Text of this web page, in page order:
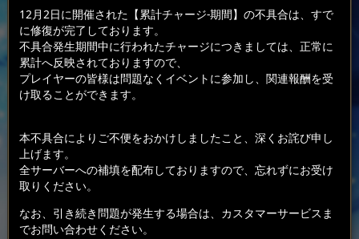
12月2日に開催された【累計チャージ-期間】の不具合は、すで
に修復が完了しております。
不具合発生期間中に行われたチャージにつきましては、正常に
累計へ反映されておりますので、
プレイヤーの皆様は問題なくイベントに参加し、関連報酬を受
け取ることができます。
本不具合によりご不便をおかけしましたこと、深くお詫び申し
上げます。
全サーバーへの補填を配布しておりますので、忘れずにお受け
取りください。
なお、引き続き問題が発生する場合は、カスタマーサービスま
でお問い合わせください。